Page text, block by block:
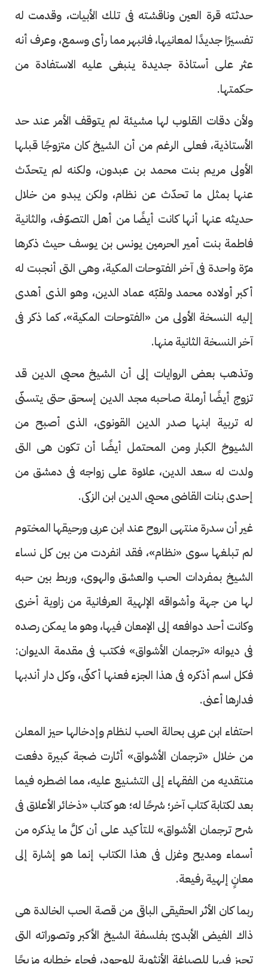
حدثته قرة العين وناقشته فى تلك الأبيات، وقدمت له
تفسيرًا جديدًا لمعانيها، فانبهر مما رأى وسمع، وعرف أنه
عثر على أستاذة جديدة ينبغى عليه الاستفادة من
حكمتها.
ولأن دقات القلوب لها مشيئة لم يتوقف الأمر عند حد
الأستاذية، فعلى الرغم من أن الشيخ كان متزوجًا قبلها
الأولى مريم بنت محمد بن عبدون، ولكنه لم يتحدّث
عنها بمثل ما تحدّث عن نظام، ولكن يبدو من خلال
حديثه عنها أنها كانت أيضًا من أهل التصوّف، والثانية
فاطمة بنت أمير الحرمين يونس بن يوسف حيث ذكرها
مرّة واحدة فى آخر الفتوحات المكية، وهى التى أنجبت له
أكبر أولاده محمد ولقبّه عماد الدين، وهو الذى أهدى
إليه النسخة الأولى من «الفتوحات المكية»، كما ذكر فى
آخر النسخة الثانية منها.
وتذهب بعض الروايات إلى أن الشيخ محيى الدين قد
تزوج أيضًا أرملة صاحبه مجد الدين إسحق حتى يتسنّى
له تربية ابنها صدر الدين القونوى، الذى أصبح من
الشيوخ الكبار ومن المحتمل أيضًا أن تكون هى التى
ولدت له سعد الدين، علاوة على زواجه فى دمشق من
إحدى بنات القاضى محيى الدين ابن الزكى.
غير أن سدرة منتهى الروح عند ابن عربى ورحيقها المختوم
لم تبلغها سوى «نظام»، فقد انفردت من بين كل نساء
الشيخ بمفردات الحب والعشق والهوى، وربط بين حبه
لها من جهة وأشواقه الإلهية العرفانية من زاوية أخرى
وكانت أحد دوافعه إلى الإمعان فيها، وهو ما يمكن رصده
فى ديوانه «ترجمان الأشواق» فكتب فى مقدمة الديوان:
فكل اسم أذكره فى هذا الجزء فعنها أكنّى، وكل دار أندبها
فدارها أعنى.
احتفاء ابن عربى بحالة الحب لنظام وإدخالها حيز المعلن
من خلال «ترجمان الأشواق» أثارت ضجة كبيرة دفعت
منتقديه من الفقهاء إلى التشنيع عليه، مما اضطره فيما
بعد لكتابة كتاب آخر؛ شرحًا له؛ هو كتاب «ذخائر الأعلاق فى
شرح ترجمان الأشواق» للتأكيد على أن كلَّ ما يذكره من
أسماء ومديح وغزل فى هذا الكتاب إنما هو إشارة إلى
معانٍ إلهية رفيعة.
ربما كان الأثر الحقيقى الباقى من قصة الحب الخالدة هى
ذاك الفيض الأبدىّ بفلسفة الشيخ الأكبر وتصوراته التى
تحيز فيها للصياغة الأنثوية للوجود، فجاء خطابه مزيجًا